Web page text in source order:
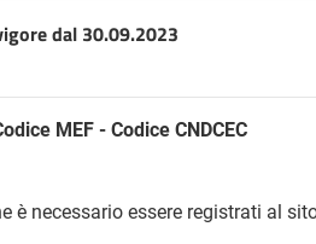
dal 30.09.2023
MEF - Codice CNDCEC
è necessario essere registrati al